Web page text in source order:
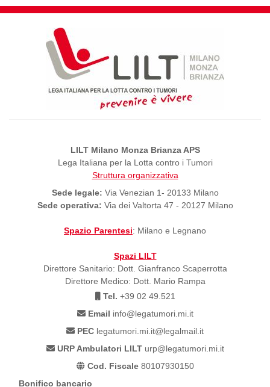
LILT Milano Monza Brianza APS
Lega Italiana per la Lotta contro i Tumori
Struttura organizzativa
Sede legale: Via Venezian 1- 20133 Milano
Sede operativa: Via dei Valtorta 47 - 20127 Milano
Spazio Parentesi: Milano e Legnano
Spazi LILT
Direttore Sanitario: Dott. Gianfranco Scaperrotta
Direttore Medico: Dott. Mario Rampa
Tel. +39 02 49.521
Email info@legatumori.mi.it
PEC legatumori.mi.it@legalmail.it
URP Ambulatori LILTurp@legatumori.mi.it
Cod. Fiscale80107930150
Bonifico bancario